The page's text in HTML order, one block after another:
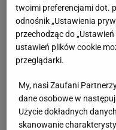
twoimi preferencjami dot.
odnośnik „Ustawienia
przechodząc do
ustawień plików cookie
przeglądarki.
My, nasi Zaufani
dane osobowe w
Użycie dokładnych
skanowanie